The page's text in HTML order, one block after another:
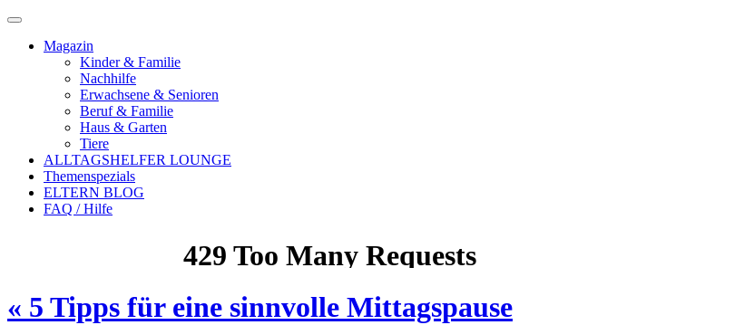
Magazin
Kinder & Familie
Nachhilfe
Erwachsene & Senioren
Beruf & Familie
Haus & Garten
Tiere
ALLTAGSHELFER LOUNGE
Themenspezials
ELTERN BLOG
FAQ / Hilfe
« 5 Tipps für eine sinnvolle Mittagspause